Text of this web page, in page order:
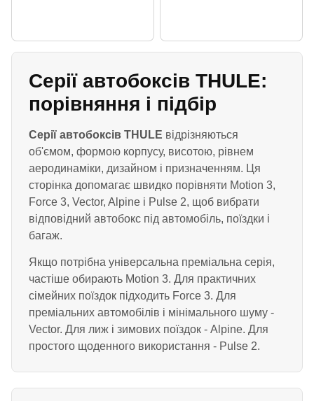
Серії автобоксів THULE:
порівняння і підбір
Серії автобоксів THULE відрізняються
об'ємом, формою корпусу, висотою, рівнем
аеродинаміки, дизайном і призначенням. Ця
сторінка допомагає швидко порівняти Motion 3,
Force 3, Vector, Alpine і Pulse 2, щоб вибрати
відповідний автобокс під автомобіль, поїздки і
багаж.
Якщо потрібна універсальна преміальна серія,
частіше обирають Motion 3. Для практичних
сімейних поїздок підходить Force 3. Для
преміальних автомобілів і мінімального шуму -
Vector. Для лиж і зимових поїздок - Alpine. Для
простого щоденного використання - Pulse 2.